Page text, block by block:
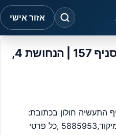
אזור אישי
בנק דיסקונט לישראל סניף 157 | הנחושת 4,
התעשיה חולון בכתובת:
הנחושת 4 – סניף מספר 157 מיקוד,5885953 ,כל פרטי